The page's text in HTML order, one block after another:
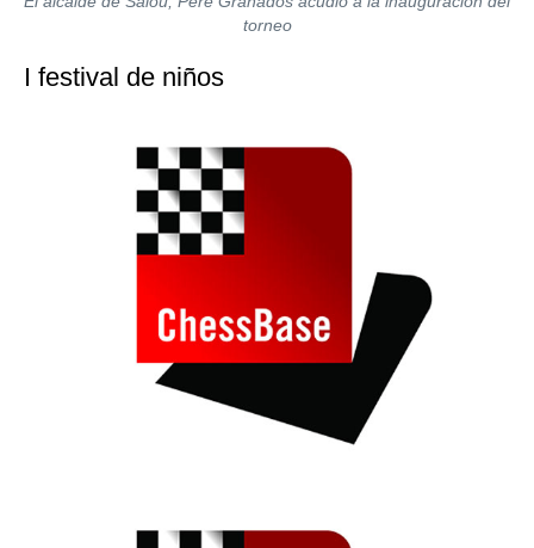
torneo
I festival de niños